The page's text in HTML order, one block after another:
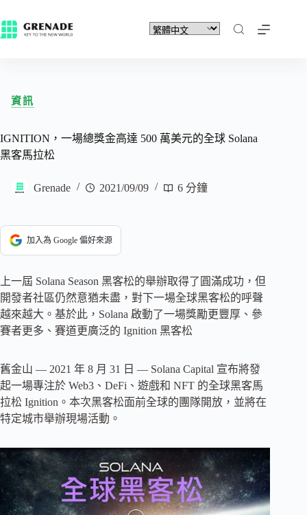
資訊
IGNITION，一場總獎金高達 500 萬美元的全球 Solana
黑客馬拉松
Grenade 2021/09/09 6 分鐘
加入為 Google 偏好來源
上一屆 Solana Season 黑客松的舉辦取得了圓滿成功，但
開發者社區仍然意猶未盡，對下一場全球黑客松的呼聲
越來越大。基於此，Solana 啟動了一場獎勵更豐厚、參
賽者更多、賽道更廣泛的 Ignition 黑客松
舊金山 — 2021 年 8 月 31 日 — Solana Capital 宣布將發
起一場專注於 Web3、DeFi、遊戲和 NFT 的全球黑客馬
拉松 Ignition。本次黑客松面前全球的團隊開放，並將在
特定城市舉辦現場活動。